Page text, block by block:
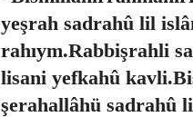
yeşrah sadrahû lil
rahıym.Rabbişrahli
lisani yefkahû
şerahallâhü sadrahû